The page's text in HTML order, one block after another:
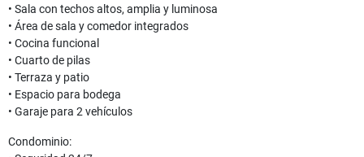
• Sala con techos altos, amplia y luminosa
• Área de sala y comedor integrados
• Cocina funcional
• Cuarto de pilas
• Terraza y patio
• Espacio para bodega
• Garaje para 2 vehículos
Condominio: